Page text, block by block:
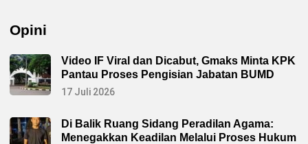
Opini
Video IF Viral dan Dicabut, Gmaks Minta KPK
Pantau Proses Pengisian Jabatan BUMD
17 Juli 2026
Di Balik Ruang Sidang Peradilan Agama:
Menegakkan Keadilan Melalui Proses Hukum